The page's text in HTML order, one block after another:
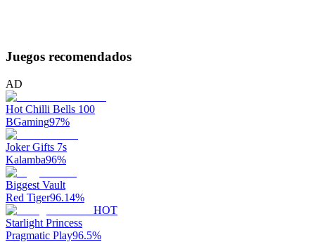
Juegos recomendados
AD
Hot Chilli Bells 100
BGaming97%
Joker Gifts 7s
Kalamba96%
Biggest Vault
Red Tiger96.14%
HOT
Starlight Princess
Pragmatic Play96.5%